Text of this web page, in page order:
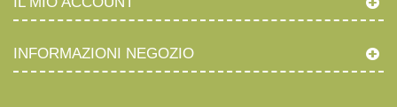
INFORMAZIONI NEGOZIO